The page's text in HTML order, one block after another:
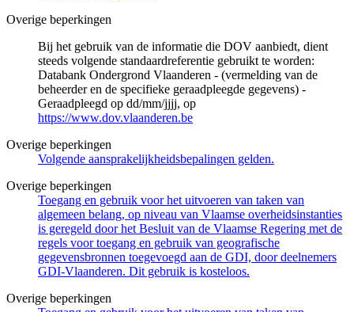
Overige beperkingen
Bij het gebruik van de informatie die DOV aanbiedt, dient
steeds volgende standaardreferentie gebruikt te worden:
Databank Ondergrond Vlaanderen - (vermelding van de
beheerder en de specifieke geraadpleegde gegevens) -
Geraadpleegd op dd/mm/jjjj, op
https://www.dov.vlaanderen.be
Overige beperkingen
Volgende aansprakelijkheidsbepalingen gelden.
Overige beperkingen
Toegang en gebruik voor het uitvoeren van taken van
algemeen belang, op niveau van Vlaamse overheidsinstanties
is geregeld door het Besluit van de Vlaamse Regering met de
regels voor toegang en gebruik van geografische
gegevensbronnen toegevoegd aan de GDI, door deelnemers
GDI-Vlaanderen. Dit gebruik is kosteloos.
Overige beperkingen